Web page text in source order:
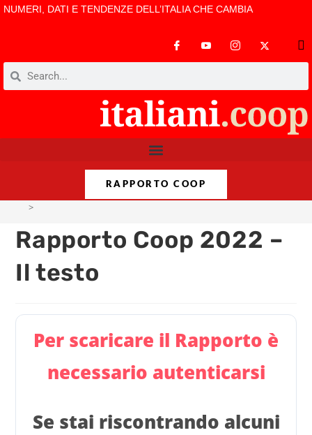
NUMERI, DATI E TENDENZE DELL’ITALIA CHE CAMBIA
RAPPORTO COOP
>
Rapporto Coop 2022 –
Il testo
Per scaricare il Rapporto è
necessario autenticarsi
Se stai riscontrando alcuni